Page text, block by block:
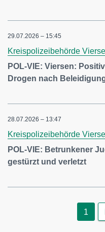
29.07.2026 – 15:45
Kreispolizeibehörde
POL-VIE: Viersen:
Drogen nach
28.07.2026 – 13:47
Kreispolizeibehörde
POL-VIE: Betrunkener
gestürzt und verletzt
1